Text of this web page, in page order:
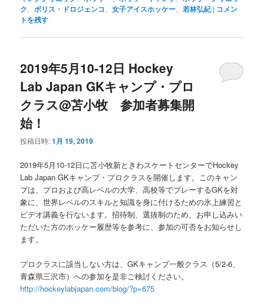
ク
ボリス・ドロジェンコ 、女子アイスホッケー 、若林弘紀 | コメン
トを残す
2019年5月10-12日 Hockey
Lab Japan GKキャンプ・プロ
クラス@苫小牧 参加者募集開
始！
投稿日時:1月 19, 2019
2019年5月10-12日に苫小牧新ときわスケートセンターでHockey
Lab Japan GKキャンプ・プロクラスを開催します。このキャン
プは、プロおよび高レベルの大学、高校等でプレーするGKを対
象に、世界レベルのスキルと知識を身に付けるための氷上練習と
ビデオ講義を行ないます。招待制、選抜制のため、お申し込みい
ただいた方のホッケー履歴等を参考に、参加の可否をお知らせし
ます。
プロクラスに該当しない方は、GKキャンプ一般クラス（5/2-6、
青森県三沢市）への参加を是非ご検討ください。
http://hockeylabjapan.com/blog/?p=675